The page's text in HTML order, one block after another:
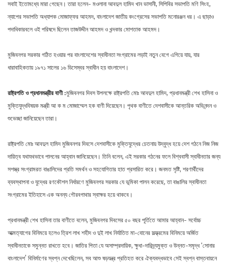
সবাই ইতোমধ্যে মারা গেছেন। তারা হলেন- মওলানা আবদুল হামিদ খান ভাসানী, সিপিবির সভাপতি মণি সিংহ,
ন্যাপের সভাপতি অধ্যাপক মোজাফ্‌ফর আহমদ, বাংলাদেশ জাতীয় কংগ্রেসের সভাপতি মনোরঞ্জন ধর। এ ছাড়াও
পদাধিকারবলে ওই পরিষদে ছিলেন তাজউদ্দীন আহমদ ও খন্দকার মোশতাক আহমদ।
মুজিবনগর সরকার গঠিত হওয়ার পর বাংলাদেশের স্বাধীনতা সংগ্রামের লড়াই নতুন বেগে এগিয়ে যায়, যার
ধারাবাহিকতায় ১৯৭১ সালের ১৬ ডিসেম্বর স্বাধীন হয় বাংলাদেশ।
রাষ্ট্রপতি ও প্রধানমন্ত্রীর বাণী:মুজিবনগর দিবস উপলক্ষে রাষ্ট্রপতি মোঃ আবদুল হামিদ, প্রধানমন্ত্রী শেখ হাসিনা ও
মুক্তিযুদ্ধবিষয়ক মন্ত্রী আ ক ম মোজাম্মেল হক বাণী দিয়েছেন। পৃথক বাণীতে দেশবাসীকে আন্তরিক অভিনন্দন ও
শুভেচ্ছা জানিয়েছেন তারা।
রাষ্ট্রপতি মোঃ আবদুল হামিদ মুজিবনগর দিবসে দেশবাসীকে মুক্তিযুদ্ধের চেতনায় উদ্বুদ্ধ হয়ে দেশ গঠনে নিজ নিজ
দায়িত্ব যথাযথভাবে পালনের আহ্বান জানিয়েছেন। তিনি বলেন, এই সরকার গঠনের ফলে বিশ্ববাসী স্বাধীনতার জন্য
সশস্ত্র সংগ্রামরত বাঙালিদের প্রতি সমর্থন ও সহযোগিতার হাত প্রসারিত করে। জনমত সৃষ্টি, শরণার্থীদের
ব্যবস্থাপনা ও যুদ্ধের রণকৌশল নির্ধারণে মুজিবনগর সরকার যে ভূমিকা পালন করেছে, তা বাঙালির স্বাধীনতা
সংগ্রামের ইতিহাসে এক অনন্য গৌরবগাথার স্বাক্ষর হয়ে থাকবে।
প্রধানমন্ত্রী শেখ হাসিনা তার বাণীতে বলেন, মুজিবনগর দিবসের ৫০ বছর পূর্তিতে আমার আহ্বান- সর্বোচ্চ
আত্মত্যাগের বিনিময়ে হলেও ত্রিশ লাখ শহীদ ও দুই লাখ নির্যাতিত মা-বোনের সল্ফ্ভ্রমের বিনিময়ে অর্জিত
স্বাধীনতাকে সমুন্নত রাখতে হবে। জাতির পিতা যে অসাম্প্রদায়িক, ক্ষুধা-দারিদ্র্যমুক্ত ও উন্নত-সমৃদ্ধ ‘সোনার
বাংলাদেশ’ বিনির্মাণের স্বপ্ন দেখেছিলেন, সব আশু ষড়যন্ত্র প্রতিহত করে ঐক্যবদ্ধভাবে সেই স্বপ্ন বাস্তবায়নে